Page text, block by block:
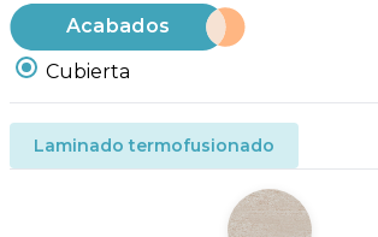
Acabados
Cubierta
Laminado termofusionado